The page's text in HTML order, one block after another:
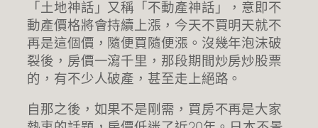
「土地神話」又稱「不動產神話」，意即不
動產價格將會持續上漲，今天不買明天就不
再是這個價，隨便買隨便漲。沒幾年泡沫破
裂後，房價一瀉千里，那段期間炒房炒股票
的，有不少人破產，甚至走上絕路。
自那之後，如果不是剛需，買房不再是大家